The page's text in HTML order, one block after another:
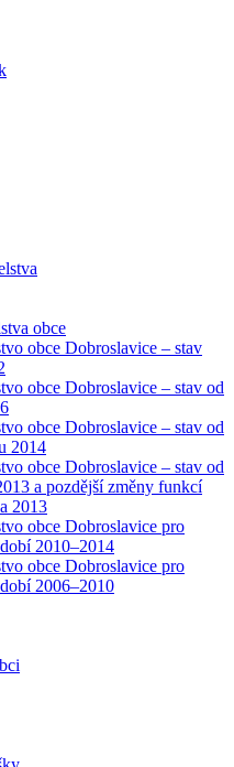
obce
obce Dobroslavice – stav
obce Dobroslavice – stav od
obce Dobroslavice – stav od
2014
obce Dobroslavice – stav od
a pozdější změny funkcí
2013
obce Dobroslavice pro
2010–2014
obce Dobroslavice pro
2006–2010